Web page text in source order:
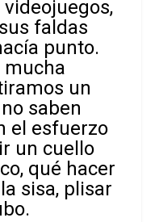
faldas
punto.
mucha
un
saben
el esfuerzo
un cuello
qué hacer
sisa, plisar